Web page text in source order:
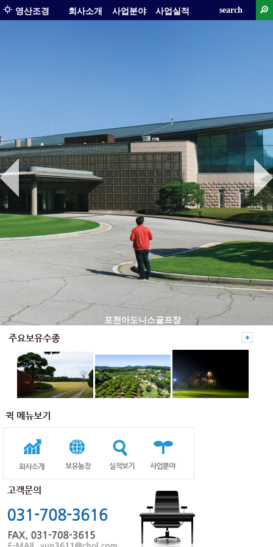
영산조경 회사소개 사업분야 사업실적 search
포천아도니스골프장